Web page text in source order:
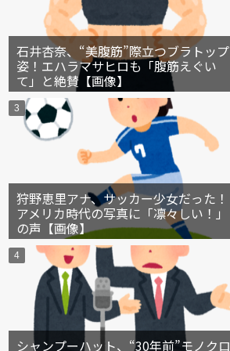
石井杏奈、“美腹筋”際立つブラトップ
姿！エハラマサヒロも「腹筋えぐい
て」と絶賛【画像】
狩野恵里アナ、サッカー少女だった！
アメリカ時代の写真に「凛々しい！」
の声【画像】
シャンプーハット、“30年前”モノクロ